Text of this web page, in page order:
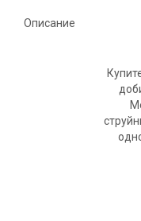
Описание